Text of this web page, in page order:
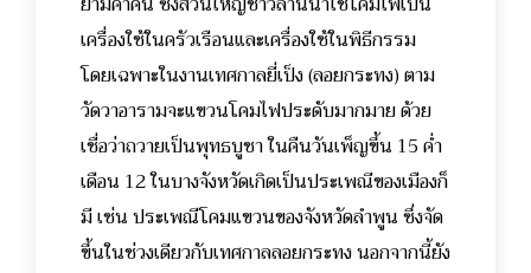
เครื่องใช้ในครัวเรือนและเครื่องใช้ในพิธีกรรม
โดยเฉพาะในงานเทศกาลยี่เป็ง (ลอยกระทง) ตาม
วัดวาอารามจะแขวนโคมไฟประดับมากมาย ด้วย
เชื่อว่าถวายเป็นพุทธบูชา ในคืนวันเพ็ญขึ้น 15 ค่ำ
เดือน 12 ในบางจังหวัดเกิดเป็นประเพณีของเมืองก็
มี เช่น ประเพณีโคมแขวนของจังหวัดลำพูน ซึ่งจัด
ขึ้นในช่วงเดียวกับเทศกาลลอยกระทง นอกจากนี้ยัง